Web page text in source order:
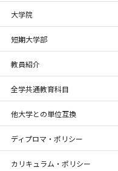
大学院
短期大学部
教員紹介
全学共通教育科目
他大学との単位互換
ディプロマ・ポリシー
カリキュラム・ポリシー